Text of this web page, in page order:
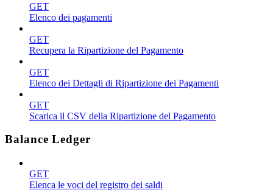
GET
Elenco dei pagamenti
GET
Recupera la Ripartizione del Pagamento
GET
Elenco dei Dettagli di Ripartizione dei Pagamenti
GET
Scarica il CSV della Ripartizione del Pagamento
Balance Ledger
GET
Elenca le voci del registro dei saldi